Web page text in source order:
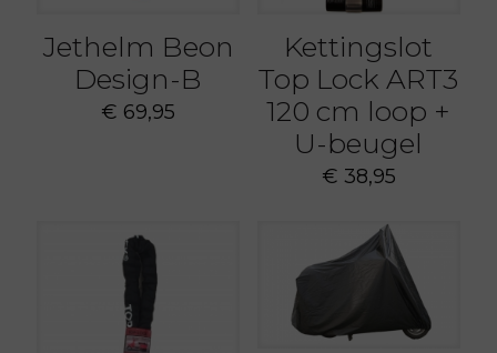
Jethelm Beon
Design-B
€ 69,95
Kettingslot
Top Lock ART3
120 cm loop +
U-beugel
€ 38,95